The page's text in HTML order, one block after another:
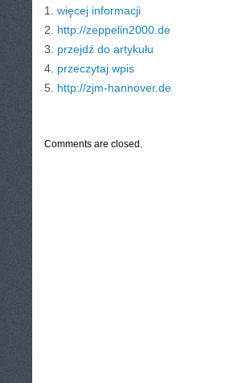
1. więcej informacji
2. http://zeppelin2000.de
3. przejdź do artykułu
4. przeczytaj wpis
5. http://zjm-hannover.de
Comments are closed.